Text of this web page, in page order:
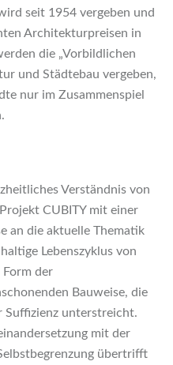
seit 1954 vergeben und
Architekturpreisen in
die „Vorbildlichen
und Städtebau vergeben,
nur im Zusammenspiel
Verständnis von
CUBITY mit einer
an die aktuelle Thematik
Lebenszyklus von
Form der
Bauweise, die
Suffizienz unterstreicht.
mit der
übertrifft